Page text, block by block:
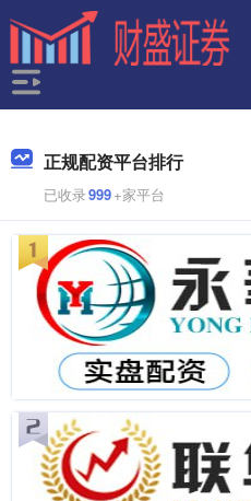
正规配资平台排行
已收录999+家平台